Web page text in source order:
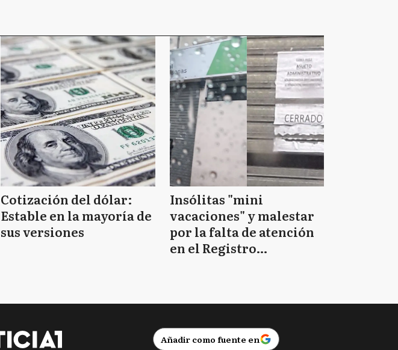
Cotización del dólar:
Estable en la mayoría de
sus versiones
Insólitas "mini
vacaciones" y malestar
por la falta de atención
en el Registro
Añadir como fuente en